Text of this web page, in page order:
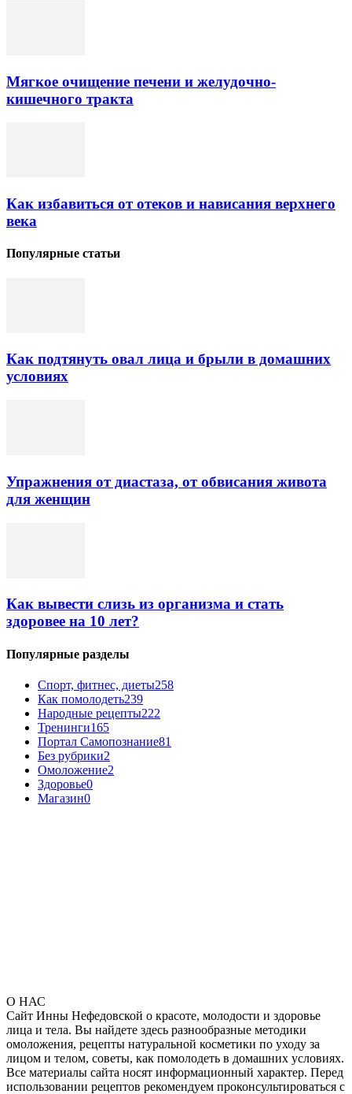
Мягкое очищение печени и желудочно-
кишечного тракта
Как избавиться от отеков и нависания верхнего
века
Популярные статьи
Как подтянуть овал лица и брыли в домашних
условиях
Упражнения от диастаза, от обвисания живота
для женщин
Как вывести слизь из организма и стать
здоровее на 10 лет?
Популярные разделы
Спорт, фитнес, диеты258
Как помолодеть239
Народные рецепты222
Тренинги165
Портал Самопознание81
Без рубрики2
Омоложение2
Здоровье0
Магазин0
О НАС
Сайт Инны Нефедовской о красоте, молодости и здоровье
лица и тела. Вы найдете здесь разнообразные методики
омоложения, рецепты натуральной косметики по уходу за
лицом и телом, советы, как помолодеть в домашних условиях.
Все материалы сайта носят информационный характер. Перед
использовании рецептов рекомендуем проконсультироваться с